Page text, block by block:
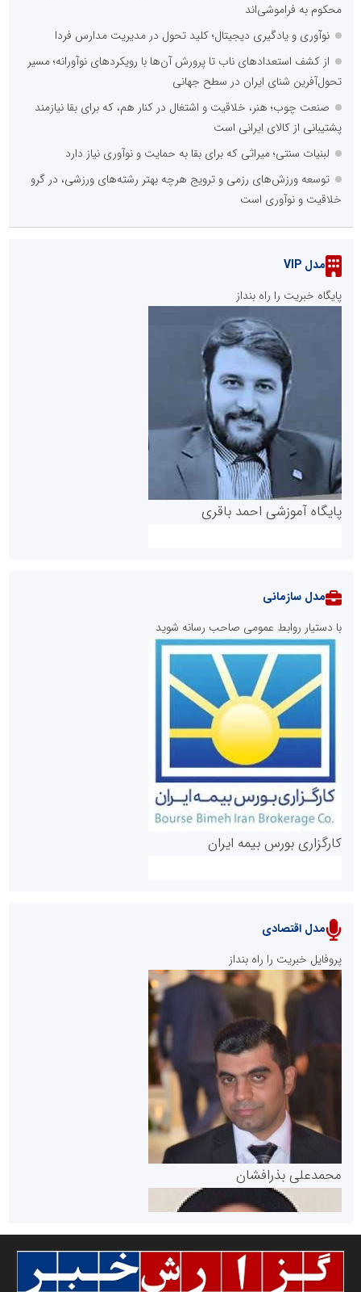
محکوم به فراموشی‌اند
نوآوری و یادگیری دیجیتال؛ کلید تحول در مدیریت مدارس فردا
از کشف استعدادهای ناب تا پرورش آن‌ها با رویکردهای نوآورانه؛ مسیر
تحول‌آفرین شنای ایران در سطح جهانی
صنعت چوب؛ هنر، خلاقیت و اشتغال در کنار هم، که برای بقا نیازمند
پشتیبانی از کالای ایرانی است
لبنیات سنتی؛ میراثی که برای بقا به حمایت و نوآوری نیاز دارد
توسعه ورزش‌های رزمی و ترویج هرچه بهتر رشته‌های ورزشی، در گرو
خلاقیت و نوآوری است
مدل VIP
پایگاه خبریت را راه بنداز
پایگاه آموزشی احمد باقری
روابط عمومی خبرگزاری گزارش خبر
پایگاه خبری نهضت ملی مسکن
پایگاه خبری گفتمان یزد
مدل سازمانی
با دستیار روابط عمومی صاحب رسانه شوید
کارگزاری بورس بیمه ایران
سازمان بورس و اوراق بهادار
مرجع اخبار موثق در بازارسرمایه
مدل اقتصادی
پروفایل خبریت را راه بنداز
محمدعلی بذرافشان